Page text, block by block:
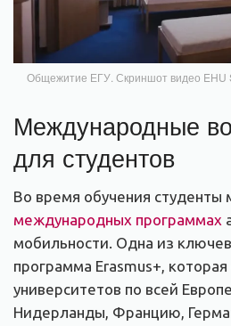
Общежитие ЕГУ. Скриншот видео EHU
Международные
для студентов
Во время обучения студенты
международных программах
мобильности. Одна из
программа Erasmus+,
университетов по всей
Нидерланды, Францию,